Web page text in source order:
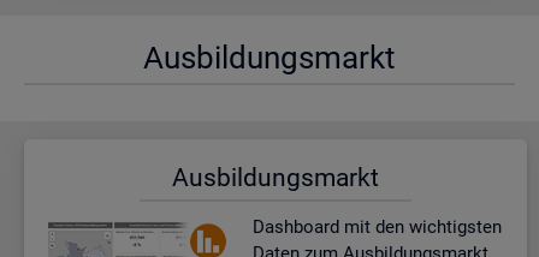
Aus­bil­dungs­markt
Aus­bil­dungs­markt
Dash­board mit den wich­tigs­ten